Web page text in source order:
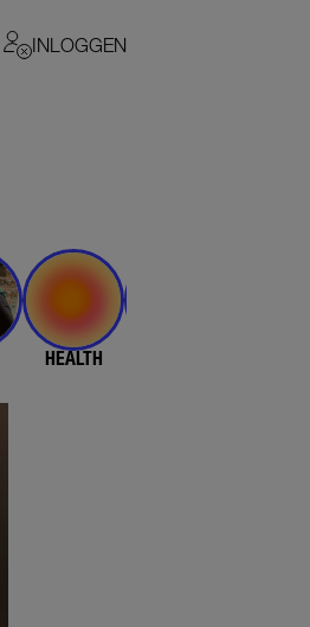
INLOGGEN
HEALTH